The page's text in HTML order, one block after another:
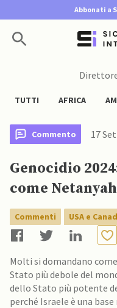
Abbonati a
TUTTI AFRICA
Commento 17
Genocidio
come
Commenti USA e
Molti si domandano
Stato più debole del
dello Stato più potente
perché Israele è una